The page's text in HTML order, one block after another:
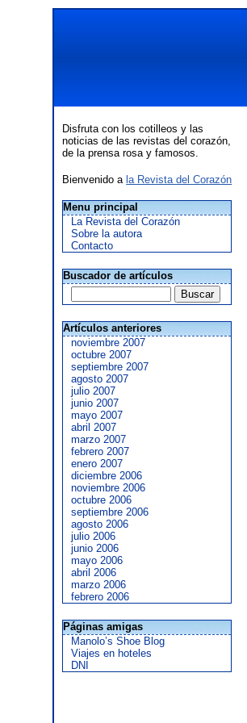
Disfruta con los cotilleos y las
noticias de las revistas del corazón,
de la prensa rosa y famosos.
Bienvenido a la Revista del Corazón
Menu principal
La Revista del Corazón
Sobre la autora
Contacto
Buscador de artículos
Artículos anteriores
noviembre 2007
octubre 2007
septiembre 2007
agosto 2007
julio 2007
junio 2007
mayo 2007
abril 2007
marzo 2007
febrero 2007
enero 2007
diciembre 2006
noviembre 2006
octubre 2006
septiembre 2006
agosto 2006
julio 2006
junio 2006
mayo 2006
abril 2006
marzo 2006
febrero 2006
Páginas amigas
Manolo’s Shoe Blog
Viajes en hoteles
DNI